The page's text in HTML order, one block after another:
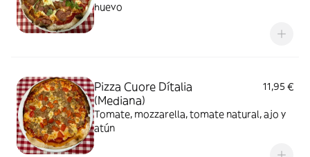
huevo
Pizza Cuore Dítalia
(Mediana)
11,95 €
Tomate, mozzarella, tomate natural, ajo y
atún